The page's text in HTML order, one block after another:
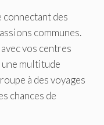
des
communes.
vos centres
multitude
à des voyages
chances de